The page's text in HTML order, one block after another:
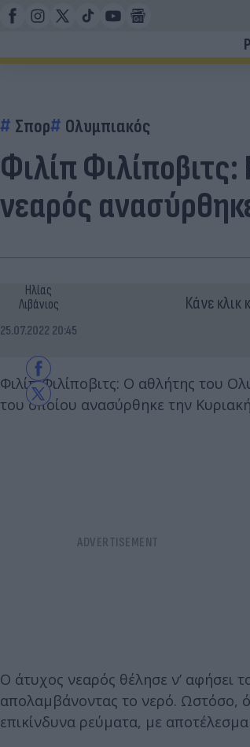
Σπορ Ολυμπιακός
Φιλίπ
νεαρός
Ηλίας
Λιβάνιος
25.07.2022 20:45
Κάνε κλικ
Φιλίπ Φιλίποβιτς: Ο αθλήτης του
του οποίου ανασύρθηκε την
Ο άτυχος νεαρός θέλησε ν’ αφήσει
απολαμβάνοντας το νερό. Ωστόσο,
επικίνδυνα ρεύματα, με